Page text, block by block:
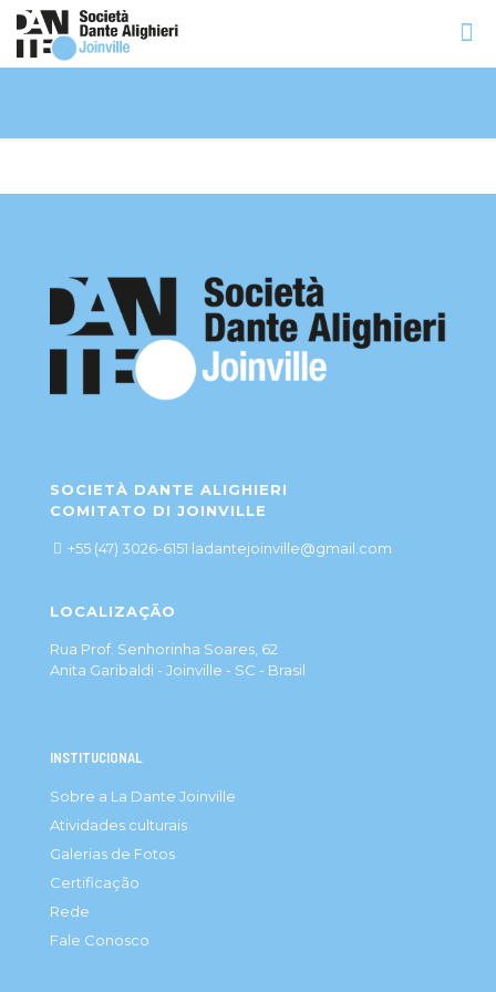
SOCIETÀ DANTE ALIGHIERI
COMITATO DI JOINVILLE
+55 (47) 3026-6151 ladantejoinville@gmail.com
LOCALIZAÇÃO
Rua Prof. Senhorinha Soares, 62
Anita Garibaldi - Joinville - SC - Brasil
INSTITUCIONAL
Sobre a La Dante Joinville
Atividades culturais
Galerias de Fotos
Certificação
Rede
Fale Conosco